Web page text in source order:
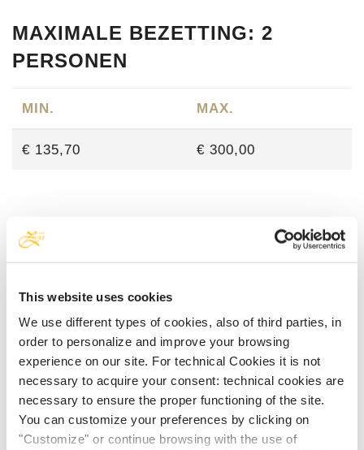
This website uses cookies
We use different types of cookies, also of third parties, in
order to personalize and improve your browsing
experience on our site. For technical Cookies it is not
necessary to acquire your consent: technical cookies are
necessary to ensure the proper functioning of the site.
You can customize your preferences by clicking on
"Customize" or continue browsing with the use of
MAXIMALE BEZETTING: 2
PERSONEN
MIN. MAX.
€ 135,70 € 300,00
PRIJS VOOR KINDEREN
tweepersoonsbed bij de ouders slapen.
Ook is het mogelijk om een extra bed te
huren, tegen betaling van € 10,00 per nacht.
Bekijk de actuele tarieven en
beschikbaarheid via onze
booking online